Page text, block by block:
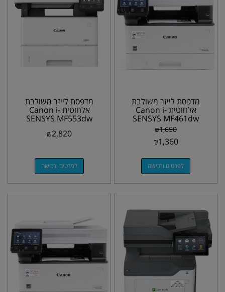
מדפסת לייזר משולבת
אלחוטית Canon i-
SENSYS MF461dw
₪1,650
₪1,360
לפרטים ורכישה
מדפסת לייזר משולבת
אלחוטית Canon i-
SENSYS MF553dw
₪2,820
לפרטים ורכישה